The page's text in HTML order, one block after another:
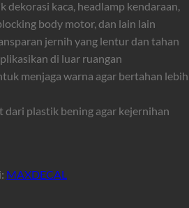
dekorasi kaca, headlamp kendaraan,
body motor, dan lain lain
jernih yang lentur dan tahan
di luar ruangan
menjaga warna agar bertahan lebih
dari plastik bening agar kejernihan
MAXDECAL